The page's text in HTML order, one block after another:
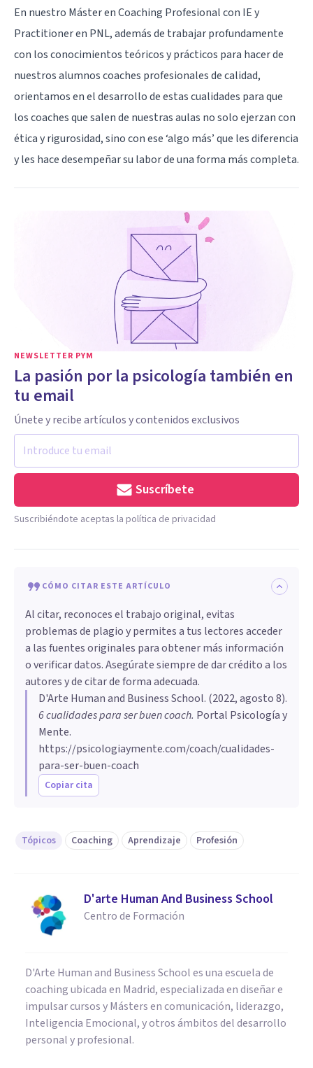
En nuestro Máster en Coaching Profesional con IE y
Practitioner en PNL, además de trabajar profundamente
con los conocimientos teóricos y prácticos para hacer de
nuestros alumnos coaches profesionales de calidad,
orientamos en el desarrollo de estas cualidades para que
los coaches que salen de nuestras aulas no solo ejerzan con
ética y rigurosidad, sino con ese ‘algo más’ que les diferencia
y les hace desempeñar su labor de una forma más completa.
NEWSLETTER PYM
La pasión por la psicología también en
tu email
Únete y recibe artículos y contenidos exclusivos
Suscríbete
Suscribiéndote aceptas la política de privacidad
CÓMO CITAR ESTE ARTÍCULO
Al citar, reconoces el trabajo original, evitas
problemas de plagio y permites a tus lectores acceder
a las fuentes originales para obtener más información
o verificar datos. Asegúrate siempre de dar crédito a los
autores y de citar de forma adecuada.
D'Arte Human and Business School. (2022, agosto 8).
6 cualidades para ser buen coach. Portal Psicología y
Mente.
https://psicologiaymente.com/coach/cualidades-
para-ser-buen-coach
Copiar cita
Tópicos Coaching Aprendizaje Profesión
D'arte Human And Business School
Centro de Formación
D'Arte Human and Business School es una escuela de
coaching ubicada en Madrid, especializada en diseñar e
impulsar cursos y Másters en comunicación, liderazgo,
Inteligencia Emocional, y otros ámbitos del desarrollo
personal y profesional.